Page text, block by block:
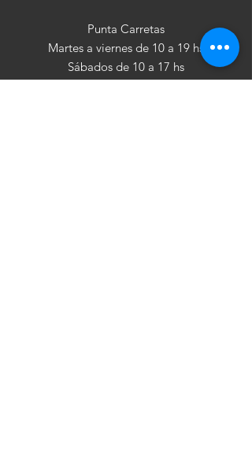
Punta Carretas
Martes a viernes de 10 a 19 hs
Sábados de 10 a 17 hs